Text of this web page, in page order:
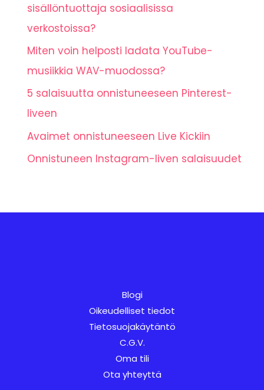
sisällöntuottaja sosiaalisissa
verkostoissa?
Miten voin helposti ladata YouTube-
musiikkia WAV-muodossa?
5 salaisuutta onnistuneeseen Pinterest-
liveen
Avaimet onnistuneeseen Live Kickiin
Onnistuneen Instagram-liven salaisuudet
Blogi
Oikeudelliset tiedot
Tietosuojakäytäntö
C.G.V.
Oma tili
Ota yhteyttä